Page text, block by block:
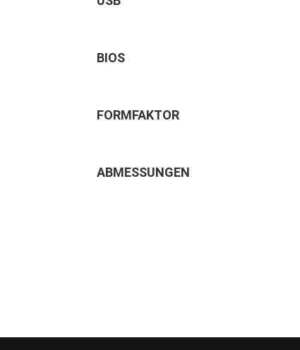
BIOS
FORMFAKTOR
ABMESSUNGEN